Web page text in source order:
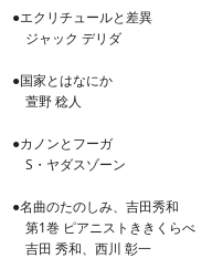
●エクリチュールと差異
ジャック デリダ
●国家とはなにか
萱野 稔人
●カノンとフーガ
S・ヤダスゾーン
●名曲のたのしみ、吉田秀和
第1巻 ピアニストききくらべ
吉田 秀和、西川 彰一